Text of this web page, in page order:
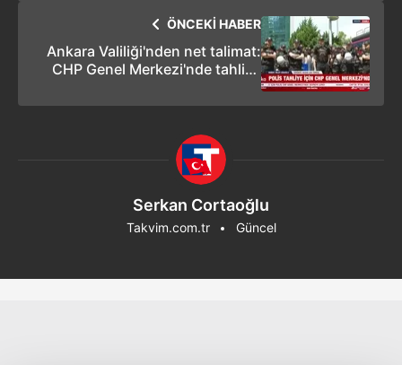
ÖNCEKİ HABER
Ankara Valiliği'nden net talimat:
CHP Genel Merkezi'nde tahliye
Serkan Cortaoğlu
Takvim.com.tr Güncel